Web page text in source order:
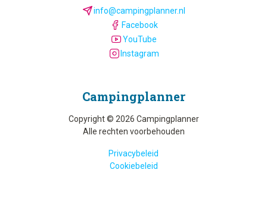
info@campingplanner.nl
Facebook
YouTube
Instagram
Camping­planner
Copyright © 2026 Campingplanner
Alle rechten voorbehouden
Privacybeleid
Cookiebeleid